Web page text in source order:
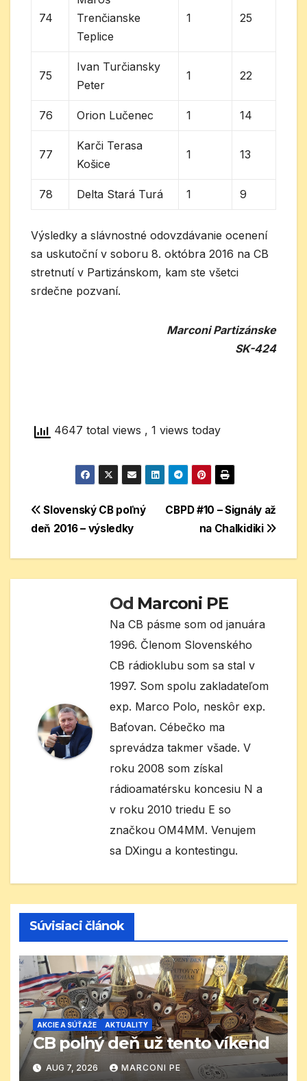
74
Trenčianske
Teplice
1 25
75
Ivan Turčiansky
Peter
1 22
76 Orion Lučenec 1 14
77
Karči Terasa
Košice
1 13
78 Delta Stará Turá 1 9
Výsledky a slávnostné odovzdávanie ocenení
sa uskutoční v soboru 8. októbra 2016 na CB
stretnutí v Partizánskom, kam ste všetci
srdečne pozvaní.
Marconi Partizánske
SK-424
4647 total views , 1 views today
Navigácia
CBPD #10 – Signály až
na Chalkidiki
Slovenský CB poľný
deň 2016 – výsledky
Od Marconi PE
Na CB pásme som od januára
1996. Členom Slovenského
CB rádioklubu som sa stal v
1997. Som spolu zakladateľom
exp. Marco Polo, neskôr exp.
Baťovan. Cébečko ma
sprevádza takmer všade. V
roku 2008 som získal
rádioamatérsku koncesiu N a
v roku 2010 triedu E so
značkou OM4MM. Venujem
sa DXingu a kontestingu.
Súvisiaci článok
AKCIE A SÚŤAŽE AKTUALITY
CB poľný deň už tento víkend
AUG 7, 2026 MARCONI PE